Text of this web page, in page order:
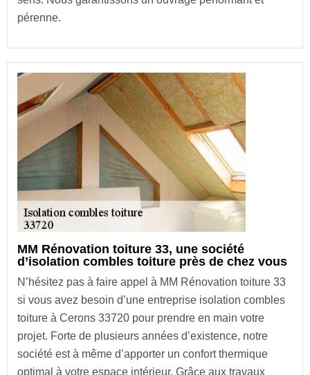
pérenne.
MM Rénovation toiture 33, une société
d’isolation combles toiture près de chez vous
N’hésitez pas à faire appel à MM Rénovation toiture 33
si vous avez besoin d’une entreprise isolation combles
toiture à Cerons 33720 pour prendre en main votre
projet. Forte de plusieurs années d’existence, notre
société est à même d’apporter un confort thermique
optimal à votre espace intérieur. Grâce aux travaux